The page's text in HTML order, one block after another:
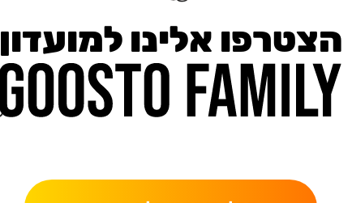
הצטרפו אלינו למועדון